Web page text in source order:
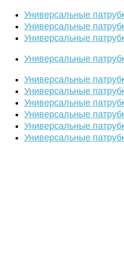
Универсальные
Универсальные
Универсальные
Универсальные
Универсальные
Универсальные
Универсальные
Универсальные
Универсальные
Универсальные